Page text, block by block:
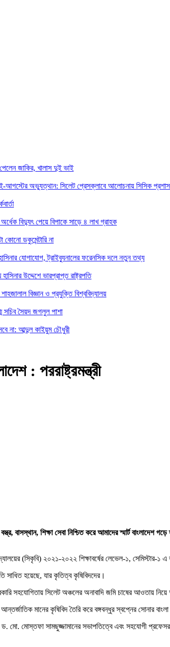
জাকির, খালাস দুই ভাই
আগস্টের অভ্যুত্থান: সিলেট প্রেসক্লাবে আলোচনায় সিসিক
বিদ্যুৎ পেয়ে বিপাকে সাড়ে ৪ লাখ গ্রাহক
কোনো ডকুমেন্টারি না
যোগাযোগ, ট্রাইব্যুনালের ফরেনসিক দলে নতুন তথ্য
উদ্দেশে ভারপ্রাপ্ত রাষ্ট্রপতি
বিজ্ঞান ও প্রযুক্তি বিশ্ববিদ্যালয়
সচিব সৈয়দ জগলুল পাশা
না: আব্দুল কাইয়ুম চৌধুরী
: পররাষ্ট্রমন্ত্রী
বাসস্থান, শিক্ষা সেবা নিশ্চিত করে আমাদের স্মার্ট বাংলাদেশ
(সিকৃবি) ২০২১-২০২২ শিক্ষাবর্ষের লেভেল-১, সেমিস্টার-১
হয়েছে, যার কৃতিত্ব কৃষিবিদদের।
সহযোগিতায় সিলেট অঞ্চলের অনাবাদি জমি চাষের আওতায়
আন্তর্জাতিক মানের কৃষিবিদ তৈরি করে বঙ্গবন্ধুর স্বপ্নের সোনার
মো. মোস্তফা সামছুজ্জামানের সভাপতিত্বে এবং সহযোগী প্রফেসর